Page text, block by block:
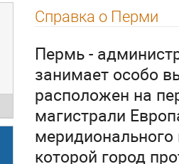
Справка о Перми
Пермь -
занимает особо
расположен на
магистрали
которой город